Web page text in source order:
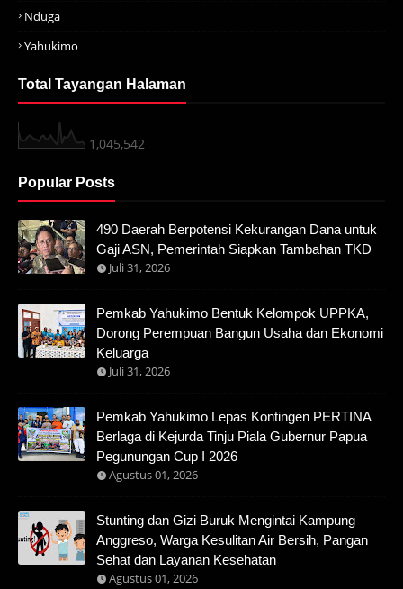
Nduga
Yahukimo
Total Tayangan Halaman
1,045,542
Popular Posts
490 Daerah Berpotensi Kekurangan Dana untuk
Gaji ASN, Pemerintah Siapkan Tambahan TKD
Juli 31, 2026
Pemkab Yahukimo Bentuk Kelompok UPPKA,
Dorong Perempuan Bangun Usaha dan Ekonomi
Keluarga
Juli 31, 2026
Pemkab Yahukimo Lepas Kontingen PERTINA
Berlaga di Kejurda Tinju Piala Gubernur Papua
Pegunungan Cup I 2026
Agustus 01, 2026
Stunting dan Gizi Buruk Mengintai Kampung
Anggreso, Warga Kesulitan Air Bersih, Pangan
Sehat dan Layanan Kesehatan
Agustus 01, 2026